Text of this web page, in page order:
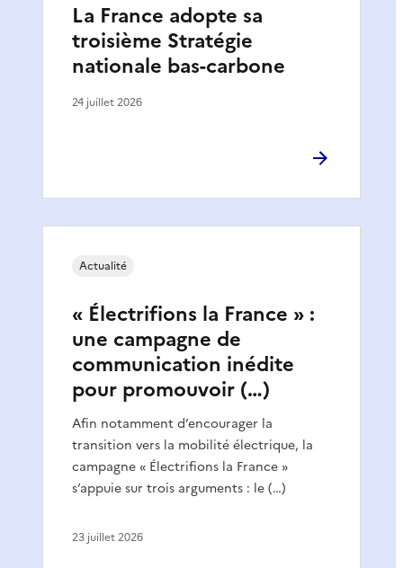
La France adopte sa
troisième Stratégie
nationale bas-carbone
24 juillet 2026
« Électrifions la France » :
une campagne de
communication inédite
pour promouvoir (…)
Afin notamment d’encourager la
transition vers la mobilité électrique, la
campagne « Électrifions la France »
s’appuie sur trois arguments : le (…)
Actualité
23 juillet 2026